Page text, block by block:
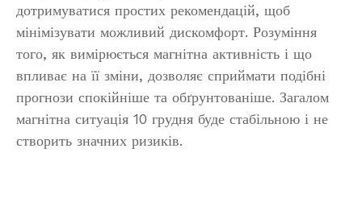
дотримуватися простих рекомендацій, щоб
мінімізувати можливий дискомфорт. Розуміння
того, як вимірюється магнітна активність і що
впливає на її зміни, дозволяє сприймати подібні
прогнози спокійніше та обґрунтованіше. Загалом
магнітна ситуація 10 грудня буде стабільною і не
створить значних ризиків.